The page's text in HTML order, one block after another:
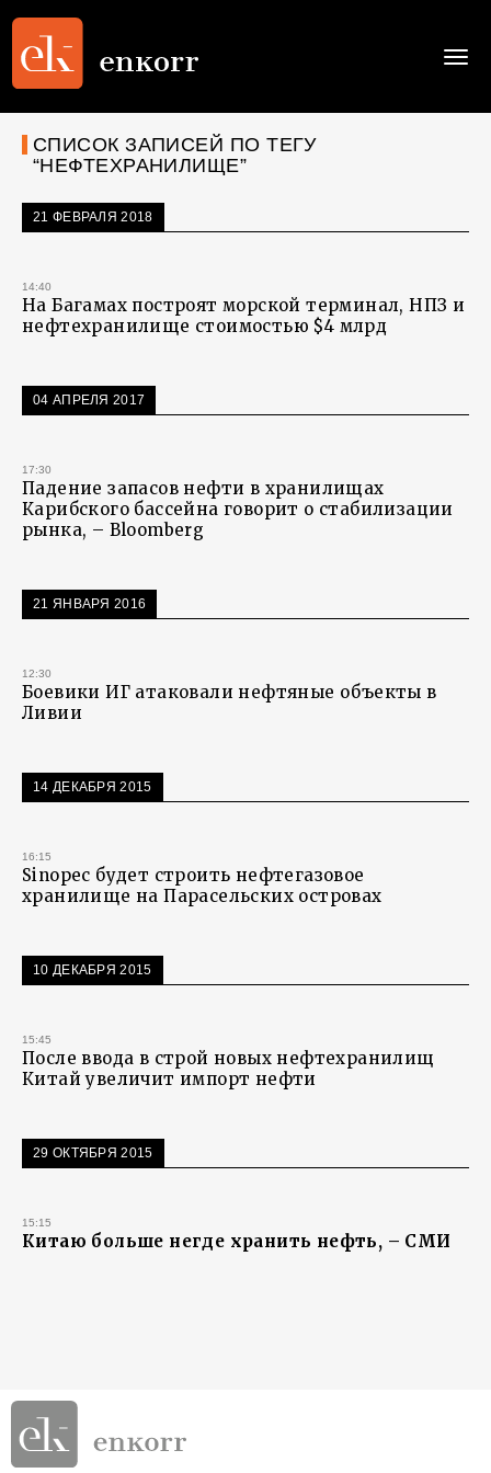
СПИСОК ЗАПИСЕЙ ПО ТЕГУ
“НЕФТЕХРАНИЛИЩЕ”
21 ФЕВРАЛЯ 2018
14:40
На Багамах построят морской терминал, НПЗ и
нефтехранилище стоимостью $4 млрд
04 АПРЕЛЯ 2017
17:30
Падение запасов нефти в хранилищах
Карибского бассейна говорит о стабилизации
рынка, – Bloomberg
21 ЯНВАРЯ 2016
12:30
Боевики ИГ атаковали нефтяные объекты в
Ливии
14 ДЕКАБРЯ 2015
16:15
Sinopec будет строить нефтегазовое
хранилище на Парасельских островах
10 ДЕКАБРЯ 2015
15:45
После ввода в строй новых нефтехранилищ
Китай увеличит импорт нефти
29 ОКТЯБРЯ 2015
15:15
Китаю больше негде хранить нефть, – СМИ